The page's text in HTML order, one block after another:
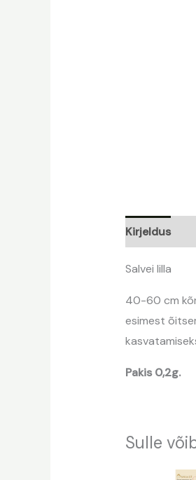
Kirjeldus
Salvei lilla
40-60 cm
esimest
Pakis 0,2g.
Sulle